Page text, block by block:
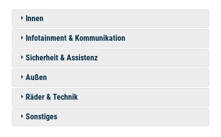
Innen
Infotainment & Kommunikation
Sicherheit & Assistenz
Außen
Räder & Technik
Sonstiges